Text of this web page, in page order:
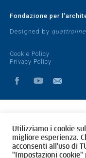
Fondazione per
Designed by
Cookie Policy
Privacy Policy
Utilizziamo i cookie
migliore esperienza.
acconsenti all'uso di
"Impostazioni cookie"